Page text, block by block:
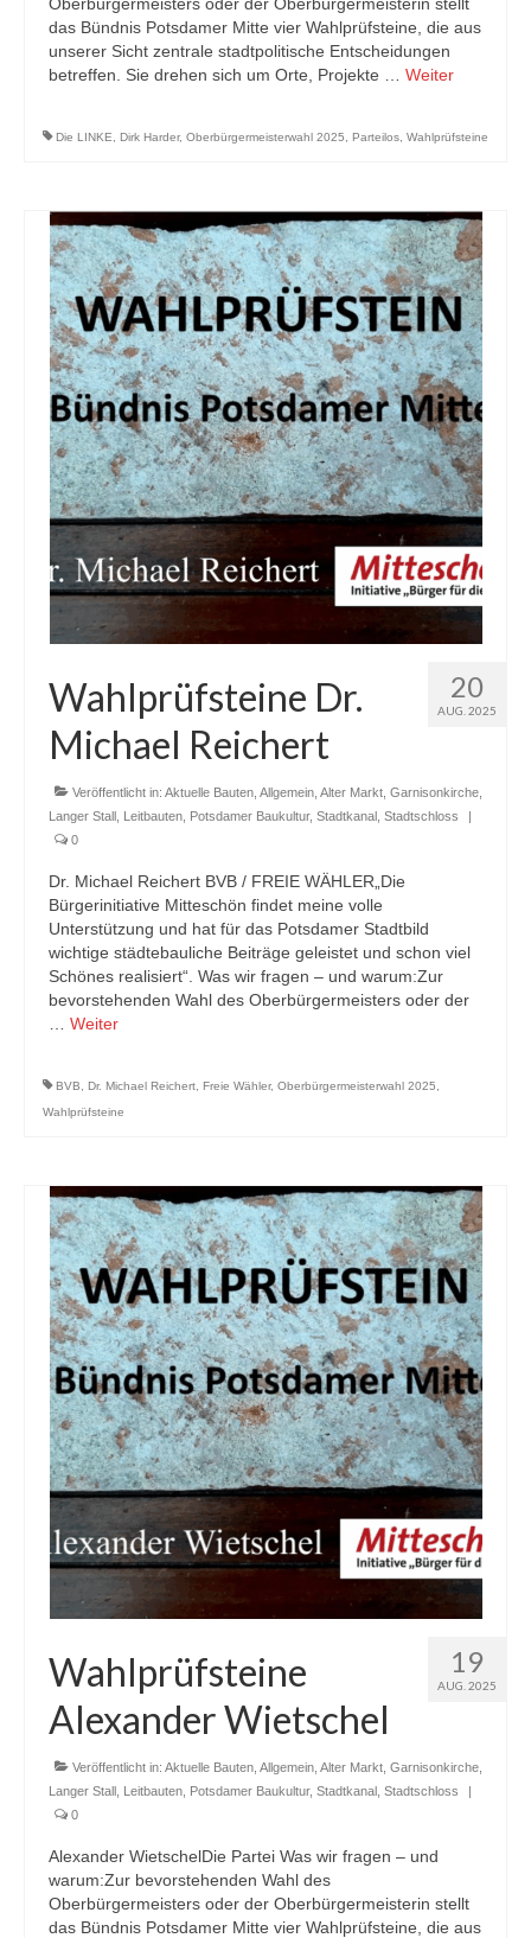
das Bündnis Potsdamer Mitte vier Wahlprüfsteine, die aus
unserer Sicht zentrale stadtpolitische Entscheidungen
betreffen. Sie drehen sich um Orte, Projekte … Weiter
Die LINKE Dirk Harder, Oberbürgermeisterwahl 2025 Parteilos Wahlprüfsteine
20
AUG. 2025
Wahlprüfsteine Dr.
Michael Reichert
Veröffentlicht in: Aktuelle Bauten Allgemein Alter Markt Garnisonkirche
Langer Stall Leitbauten Potsdamer Baukultur, Stadtkanal Stadtschloss
|
0
Dr. Michael Reichert BVB / FREIE WÄHLER„Die
Bürgerinitiative Mitteschön findet meine volle
Unterstützung und hat für das Potsdamer Stadtbild
wichtige städtebauliche Beiträge geleistet und schon viel
Schönes realisiert“. Was wir fragen – und warum:Zur
bevorstehenden Wahl des Oberbürgermeisters oder der
Weiter
BVB Dr. Michael Reichert Freie Wähler, Oberbürgermeisterwahl 2025
Wahlprüfsteine
19
AUG. 2025
Wahlprüfsteine
Alexander Wietschel
Veröffentlicht in: Aktuelle Bauten Allgemein Alter Markt Garnisonkirche
Langer Stall Leitbauten Potsdamer Baukultur, Stadtkanal Stadtschloss
|
0
Alexander WietschelDie Partei Was wir fragen – und
warum:Zur bevorstehenden Wahl des
Oberbürgermeisters oder der Oberbürgermeisterin stellt
das Bündnis Potsdamer Mitte vier Wahlprüfsteine, die aus